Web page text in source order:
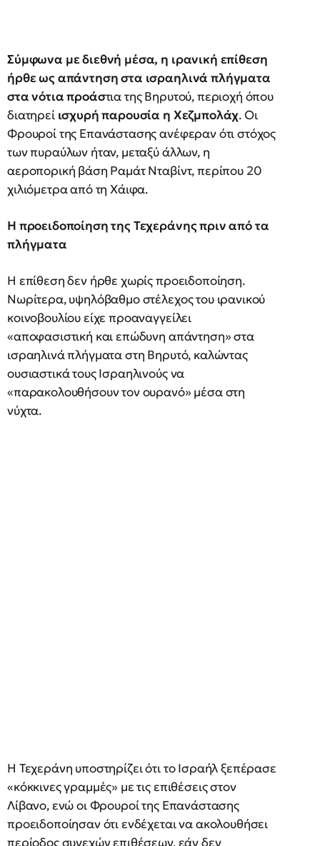
Σύμφωνα με διεθνή μέσα, η ιρανική επίθεση
ήρθε ως απάντηση στα ισραηλινά πλήγματα
στα νότια προάστια της Βηρυτού, περιοχή όπου
διατηρεί ισχυρή παρουσία η Χεζμπολάχ. Οι
Φρουροί της Επανάστασης ανέφεραν ότι στόχος
των πυραύλων ήταν, μεταξύ άλλων, η
αεροπορική βάση Ραμάτ Νταβίντ, περίπου 20
χιλιόμετρα από τη Χάιφα.
Η προειδοποίηση της Τεχεράνης πριν από τα
πλήγματα
Η επίθεση δεν ήρθε χωρίς προειδοποίηση.
Νωρίτερα, υψηλόβαθμο στέλεχος του ιρανικού
κοινοβουλίου είχε προαναγγείλει
«αποφασιστική και επώδυνη απάντηση» στα
ισραηλινά πλήγματα στη Βηρυτό, καλώντας
ουσιαστικά τους Ισραηλινούς να
«παρακολουθήσουν τον ουρανό» μέσα στη
νύχτα.
Η Τεχεράνη υποστηρίζει ότι το Ισραήλ ξεπέρασε
«κόκκινες γραμμές» με τις επιθέσεις στον
Λίβανο, ενώ οι Φρουροί της Επανάστασης
προειδοποίησαν ότι ενδέχεται να ακολουθήσει
περίοδος συνεχών επιθέσεων, εάν δεν